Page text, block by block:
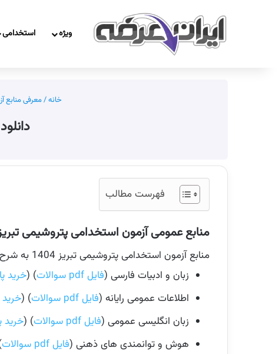
ویژه استخدامی
خانه/معرفی منابع
فهرست مطالب
منابع عمومی آزمون استخدامی پتروشیمی تبریز
منابع آزمون استخدامی پتروشیمی تبریز 1404 به شرح زیر میباشد:
زبان و ادبیات فارسی (فایل pdf سوالات ) (خرید
اطلاعات عمومی رایانه (فایل pdf سوالات ) (
زبان انگلیسی عمومی (فایل pdf سوالات ) (خرید
هوش و توانمندی های ذهنی (فایل pdf سوالات